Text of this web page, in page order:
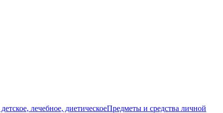
лечебное, диетическоеПредметы и средства личной